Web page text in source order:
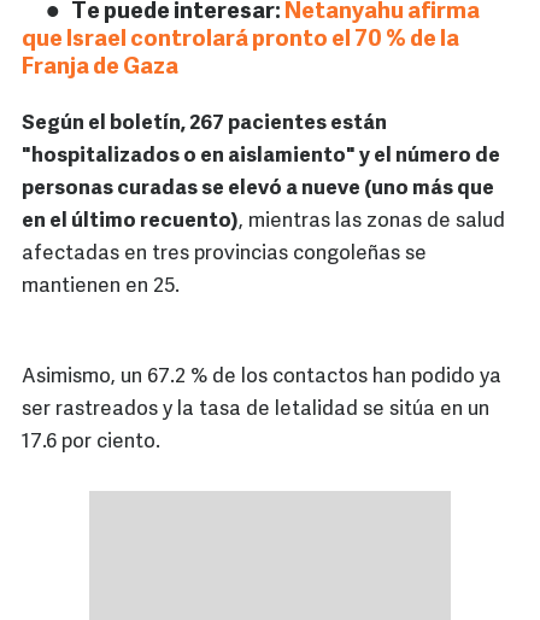
Te puede interesar: Netanyahu afirma
que Israel controlará pronto el 70 % de la
Franja de Gaza
Según el boletín, 267 pacientes están
"hospitalizados o en aislamiento" y el número de
personas curadas se elevó a nueve (uno más que
en el último recuento), mientras las zonas de salud
afectadas en tres provincias congoleñas se
mantienen en 25.
Asimismo, un 67.2 % de los contactos han podido ya
ser rastreados y la tasa de letalidad se sitúa en un
17.6 por ciento.